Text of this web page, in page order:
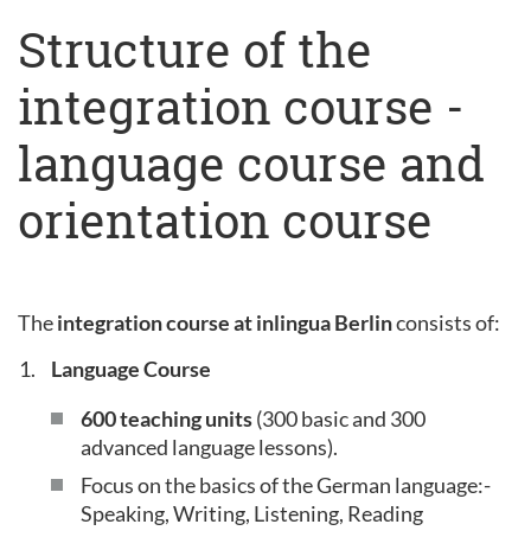
Structure of the
integration course -
language course and
orientation course
Theintegration course at inlingua Berlinconsists of:
Language Course
600 teaching units(300 basic and 300
advanced language lessons).
Focus on the basics of the German language:-
Speaking, Writing, Listening, Reading